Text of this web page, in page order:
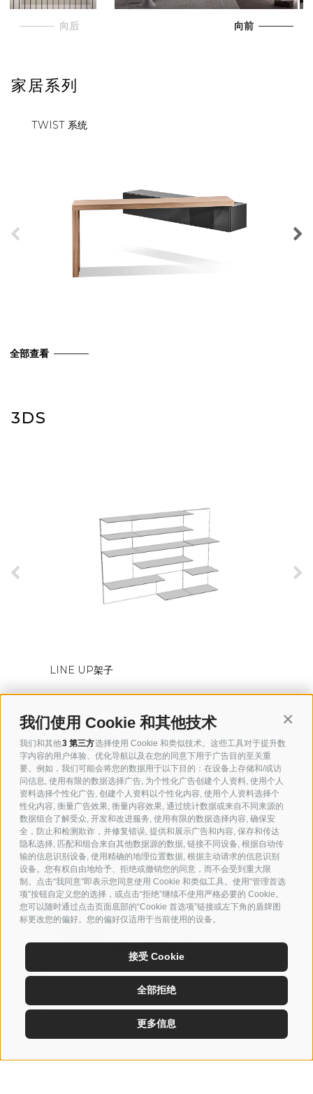
我们使用 Cookie 和其他技术
我们和其他3 第三方选择使用 Cookie 和类似技术。这些工具对于提升数
字内容的用户体验、优化导航以及在您的同意下用于广告目的至关重
要。例如，我们可能会将您的数据用于以下目的：在设备上存储和/或访
问信息, 使用有限的数据选择广告, 为个性化广告创建个人资料, 使用个人
资料选择个性化广告, 创建个人资料以个性化内容, 使用个人资料选择个
性化内容, 衡量广告效果, 衡量内容效果, 通过统计数据或来自不同来源的
数据组合了解受众, 开发和改进服务, 使用有限的数据选择内容, 确保安
全，防止和检测欺诈，并修复错误, 提供和展示广告和内容, 保存和传达
隐私选择, 匹配和组合来自其他数据源的数据, 链接不同设备, 根据自动传
输的信息识别设备, 使用精确的地理位置数据, 根据主动请求的信息识别
设备。您有权自由地给予、拒绝或撤销您的同意，而不会受到重大限
制。点击“我同意”即表示您同意使用 Cookie 和类似工具。使用“管理首选
项”按钮自定义您的选择，或点击“拒绝”继续不使用严格必要的 Cookie。
您可以随时通过点击页面底部的“Cookie 首选项”链接或左下角的盾牌图
标更改您的偏好。您的偏好仅适用于当前使用的设备。
接受 Cookie
全部拒绝
更多信息
向后 向前
家居系列
TWIST 系统
全部查看
3DS
LINE UP架子
技术表
PER ULTERIORI
INFORMAZIONI SU
QUESTO
PRODOTTO,
CONTATTACI